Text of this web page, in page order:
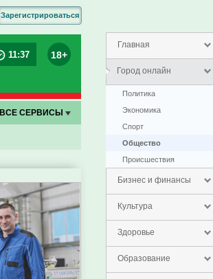
Главная
Город онлайн
Политика
Экономика
Спорт
Общество
Проиcшествия
Бизнес и финансы
Культура
Здоровье
Образование
Зарегистрироваться
11:37 18+
ВСЕ СЕРВИСЫ